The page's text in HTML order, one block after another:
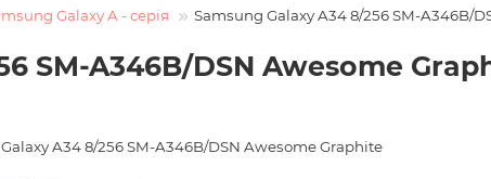
Galaxy A - серія Samsung Galaxy A34 8/256 SM-A346B/
SM-A346B/DSN Awesome
A34 8/256 SM-A346B/DSN Awesome Graphite